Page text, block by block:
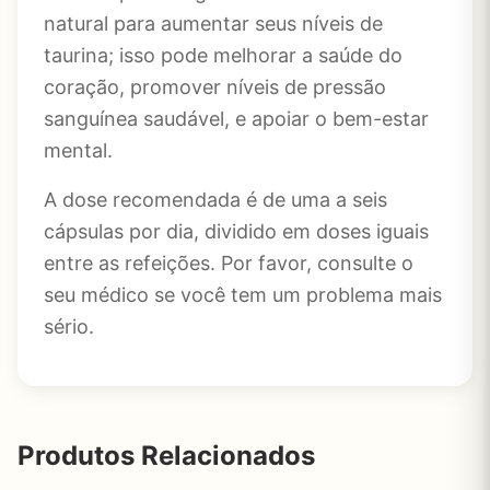
natural para aumentar seus níveis de
taurina; isso pode melhorar a saúde do
coração, promover níveis de pressão
sanguínea saudável, e apoiar o bem-estar
mental.
A dose recomendada é de uma a seis
cápsulas por dia, dividido em doses iguais
entre as refeições. Por favor, consulte o
seu médico se você tem um problema mais
sério.
Produtos Relacionados